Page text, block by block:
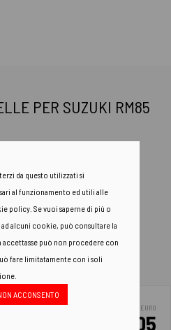
PER SUZUKI RM85
EURO
60.05
da questo utilizzati si
al funzionamento ed utili alle
policy. Se vuoi saperne di più o
alcuni cookie, può consultare la
accettasse può non procedere con
fare limitatamente con i soli
ACCONSENTO